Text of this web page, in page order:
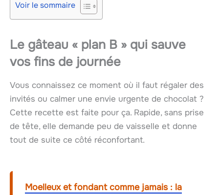
Voir le sommaire
Le gâteau « plan B » qui sauve
vos fins de journée
Vous connaissez ce moment où il faut régaler des
invités ou calmer une envie urgente de chocolat ?
Cette recette est faite pour ça. Rapide, sans prise
de tête, elle demande peu de vaisselle et donne
tout de suite ce côté réconfortant.
Moelleux et fondant comme jamais : la